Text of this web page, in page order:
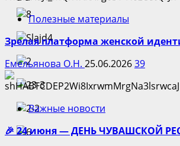
Полезные материалы
Зрелая платформа женской
Емельянова О.Н. 25.06.202639
Важные новости
🎉 24 июня — ДЕНЬ ЧУВАШСКОЙ